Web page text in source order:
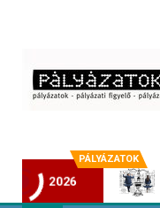
PÁLYÁZATOK
2026